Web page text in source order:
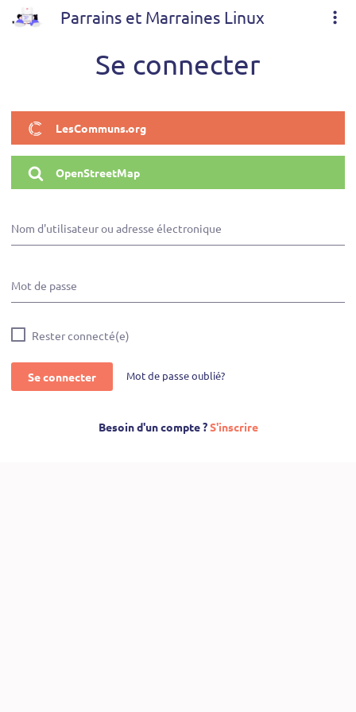
Parrains et Marraines Linux
Se connecter
LesCommuns.org
OpenStreetMap
Nom d'utilisateur ou adresse électronique
Mot de passe
Rester connecté(e)
Se connecter Mot de passe oublié?
Besoin d'un compte ?S'inscrire